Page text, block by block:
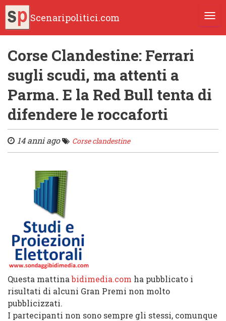
Scenaripolitici.com
Corse Clandestine: Ferrari
sugli scudi, ma attenti a
Parma. E la Red Bull tenta di
difendere le roccaforti
14 anni ago Corse clandestine
Questa mattinabidimedia.com ha pubblicato i
risultati di alcuni Gran Premi non molto
pubblicizzati.
I partecipanti non sono sempre gli stessi, comunque